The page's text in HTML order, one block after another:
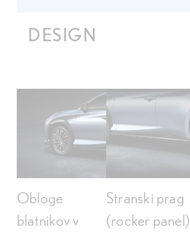
DESIGN
Obloge
blatnikov v
Stranski prag
(rocker panel)